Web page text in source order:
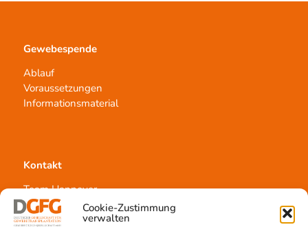
Cookie-Zustimmung
verwalten
Gewebespende
Ablauf
Voraussetzungen
Informationsmaterial
Kontakt
Team Hannover
Spendestandorte
Vermittlungsstelle